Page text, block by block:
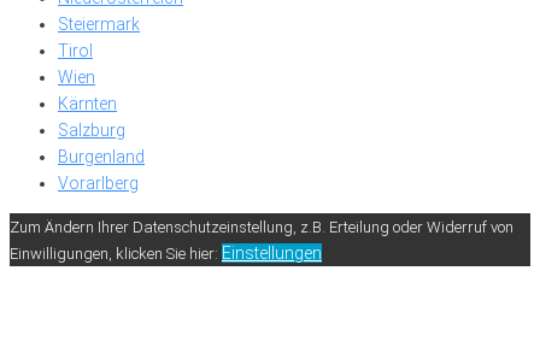
Steiermark
Tirol
Wien
Kärnten
Salzburg
Burgenland
Vorarlberg
Zum Ändern Ihrer Datenschutzeinstellung, z.B. Erteilung oder Widerruf von
Einwilligungen, klicken Sie hier: Einstellungen